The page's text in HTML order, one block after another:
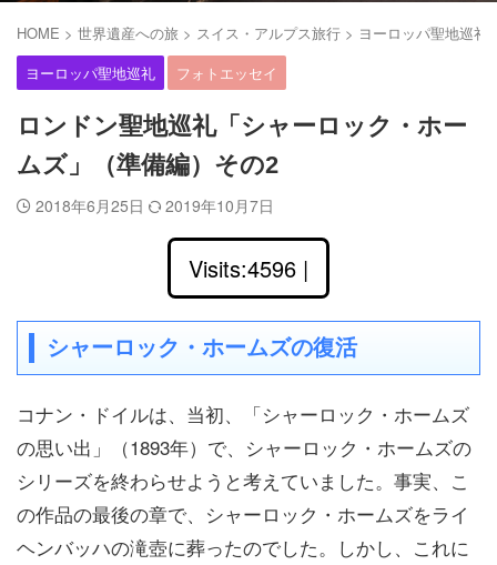
HOME > 世界遺産への旅 > スイス・アルプス旅行 > ヨーロッパ聖地巡礼
ヨーロッパ聖地巡礼
フォトエッセイ
ロンドン聖地巡礼「シャーロック・ホー
ムズ」（準備編）その2
2018年6月25日 2019年10月7日
Visits:4596 |
シャーロック・ホームズの復活
コナン・ドイルは、当初、「シャーロック・ホームズ
の思い出」（1893年）で、シャーロック・ホームズの
シリーズを終わらせようと考えていました。事実、こ
の作品の最後の章で、シャーロック・ホームズをライ
ヘンバッハの滝壺に葬ったのでした。しかし、これに